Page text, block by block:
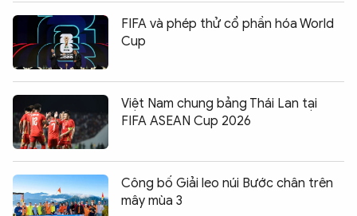
FIFA và phép thử cổ phần hóa World
Cup
Việt Nam chung bảng Thái Lan tại
FIFA ASEAN Cup 2026
Công bố Giải leo núi Bước chân trên
mây mùa 3